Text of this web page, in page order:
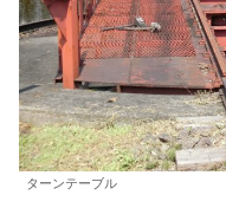
ターンテーブル